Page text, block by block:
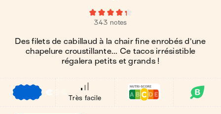
343 notes
Des filets de cabillaud à la chair fine enrobés d’une
chapelure croustillante... Ce tacos irrésistible
régalera petits et grands !
€
Très facile